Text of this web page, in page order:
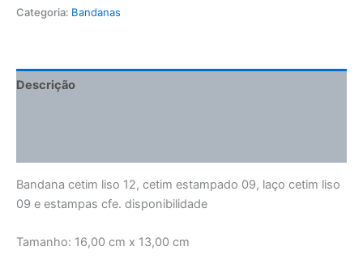
Categoria: Bandanas
Descrição
Bandana cetim liso 12, cetim estampado 09, laço cetim liso
09 e estampas cfe. disponibilidade
Tamanho: 16,00 cm x 13,00 cm